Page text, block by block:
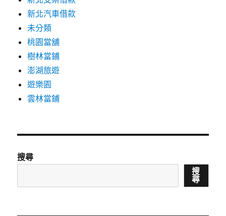
新北汽車借款
未分類
桃園當舖
樹林當鋪
澎湖旅遊
遊樂園
雲林當鋪
搜尋
搜
尋